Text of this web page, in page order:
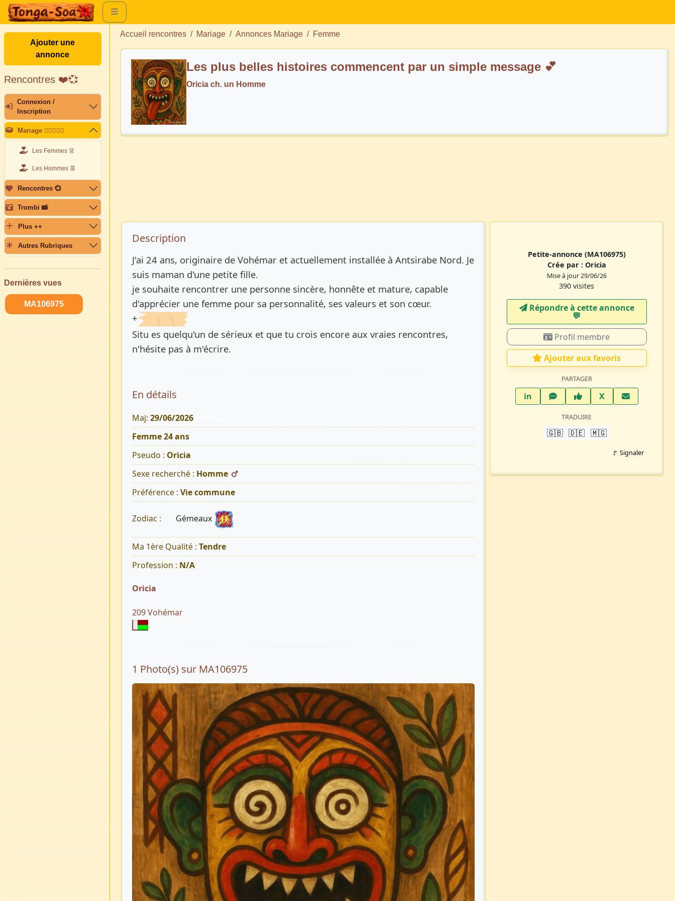
Ajouter une
annonce
Rencontres ❤️💞
Connexion /
Inscription
Mariage 👩🏽‍❤️‍👨🏽
Les Femmes 👗
Les Hommes 👖
Rencontres 💞
Trombi 📸
Plus ++
Autres Rubriques
Dernières vues
MA106975
Accueil rencontres Mariage Annonces Mariage Femme
Les plus belles histoires commencent par un simple message 💕
Oricia ch. un Homme
Description de l’annonce
Description
J'ai 24 ans, originaire de Vohémar et actuellement installée à Antsirabe Nord. Je
suis maman d'une petite fille.
je souhaite rencontrer une personne sincère, honnête et mature, capable
d'apprécier une femme pour sa personnalité, ses valeurs et son cœur.
+
Situ es quelqu'un de sérieux et que tu crois encore aux vraies rencontres,
n'hésite pas à m'écrire.
En détails
Maj: 29/06/2026
Femme 24 ans
Pseudo : Oricia
Sexe recherché : Homme
Préférence : Vie commune
Zodiac : Gémeaux
Ma 1ère Qualité : Tendre
Profession : N/A
Oricia
209 Vohémar
1 Photo(s) sur MA106975
Petite-annonce (MA106975)
Crée par : Oricia
Mise à jour 29/06/26
390 visites
Répondre à cette annonce
💬​
Profil membre
Ajouter aux favoris
PARTAGER
inLinkedInWhatsAppFacebook
XTwitter X
TRADUIRE
🇬🇧 🇩🇪 🇲🇬
🚩 Signaler